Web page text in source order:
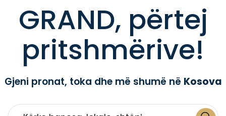
GRAND, përtej
pritshmërive!
Gjeni pronat, toka dhe më shumë në Kosova